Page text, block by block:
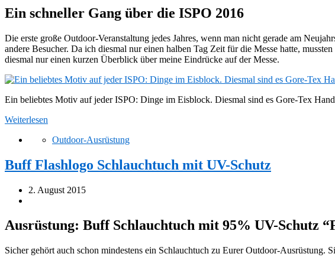
Ein schneller Gang über die ISPO 2016
Die erste große Outdoor-Veranstaltung jedes Jahres, wenn man nicht gerade am
andere Besucher. Da ich diesmal nur einen halben Tag Zeit für die Messe hatte,
diesmal nur einen kurzen Überblick über meine Eindrücke auf der Messe.
Ein beliebtes Motiv auf jeder ISPO: Dinge im Eisblock. Diesmal sind es Gore-Tex
Weiterlesen
Outdoor-Ausrüstung
Buff Flashlogo Schlauchtuch mit UV-Schutz
2. August 2015
Ausrüstung: Buff Schlauchtuch mit 95% UV-Schutz
Sicher gehört auch schon mindestens ein Schlauchtuch zu Eurer Outdoor-